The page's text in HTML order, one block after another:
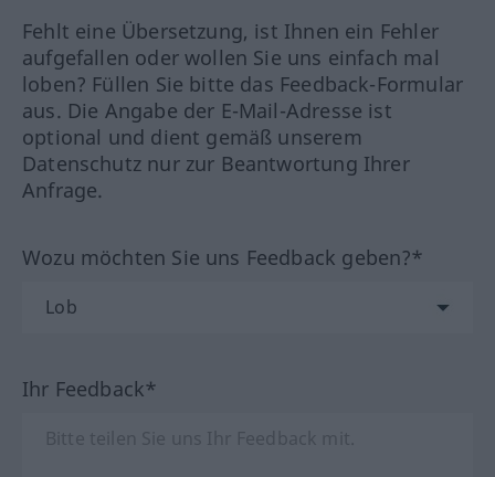
Fehlt eine Übersetzung, ist Ihnen ein Fehler
aufgefallen oder wollen Sie uns einfach mal
loben? Füllen Sie bitte das Feedback-Formular
aus. Die Angabe der E-Mail-Adresse ist
optional und dient gemäß unserem
Datenschutz nur zur Beantwortung Ihrer
Anfrage.
Wozu möchten Sie uns Feedback geben?*
Ihr Feedback*